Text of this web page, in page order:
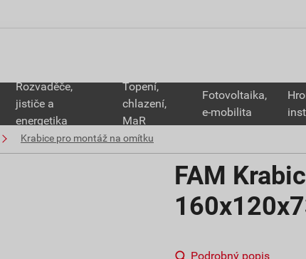
Rozvaděče,
jističe a
energetika
Topení,
chlazení,
MaR
Fotovoltaika,
e-mobilita
Krabice pro montáž na omítku
FAM
Podrobný popis